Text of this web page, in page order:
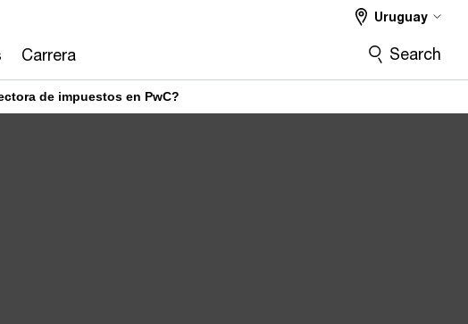
Carrera
Uruguay
Search
de impuestos en PwC?